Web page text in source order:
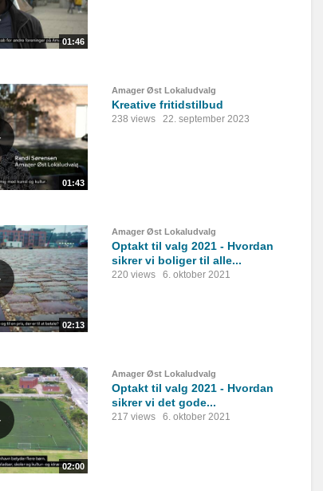
01:46
01:43
Amager Øst Lokaludvalg
Kreative fritidstilbud
238 views 22. september 2023
02:13
Amager Øst Lokaludvalg
Optakt til valg 2021 - Hvordan
sikrer vi boliger til alle...
220 views 6. oktober 2021
02:00
Amager Øst Lokaludvalg
Optakt til valg 2021 - Hvordan
sikrer vi det gode...
217 views 6. oktober 2021